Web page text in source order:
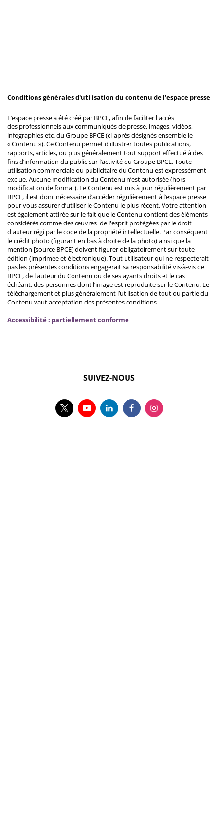
Conditions générales d'utilisation du contenu de l’espace presse
L’espace presse a été créé par BPCE, afin de faciliter l'accès
des professionnels aux communiqués de presse, images, vidéos,
infographies etc. du Groupe BPCE (ci-après désignés ensemble le
« Contenu »). Ce Contenu permet d'illustrer toutes publications,
rapports, articles, ou plus généralement tout support effectué à des
fins d’information du public sur l’activité du Groupe BPCE. Toute
utilisation commerciale ou publicitaire du Contenu est expressément
exclue. Aucune modification du Contenu n’est autorisée (hors
modification de format). Le Contenu est mis à jour régulièrement par
BPCE, il est donc nécessaire d’accéder régulièrement à l’espace presse
pour vous assurer d’utiliser le Contenu le plus récent. Votre attention
est également attirée sur le fait que le Contenu contient des éléments
considérés comme des œuvres de l'esprit protégées par le droit
d'auteur régi par le code de la propriété intellectuelle. Par conséquent
le crédit photo (figurant en bas à droite de la photo) ainsi que la
mention [source BPCE] doivent figurer obligatoirement sur toute
édition (imprimée et électronique). Tout utilisateur qui ne respecterait
pas les présentes conditions engagerait sa responsabilité vis-à-vis de
BPCE, de l'auteur du Contenu ou de ses ayants droits et le cas
échéant, des personnes dont l’image est reproduite sur le Contenu. Le
téléchargement et plus généralement l’utilisation de tout ou partie du
Contenu vaut acceptation des présentes conditions.
Accessibilité : partiellement conforme
SUIVEZ-NOUS